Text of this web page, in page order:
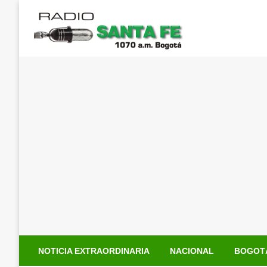
contenido
NOTICIA EXTRAORDINARIA NACIONAL